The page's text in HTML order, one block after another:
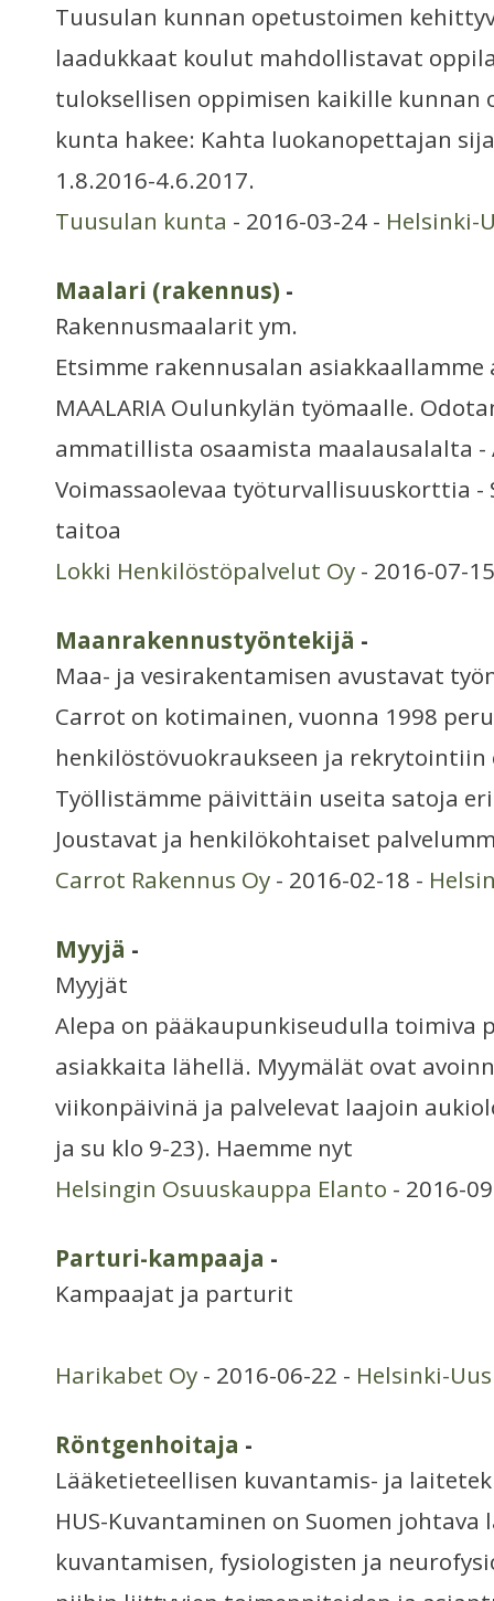
Tuusulan kunnan opetustoimen
laadukkaat koulut mahdollistavat
tuloksellisen oppimisen kaikille kunnan
kunta hakee: Kahta luokanopettajan
1.8.2016-4.6.2017.
Tuusulan kunta - 2016-03-24 - Helsinki-
Maalari (rakennus) -
Rakennusmaalarit ym.
Etsimme rakennusalan
MAALARIA Oulunkylän työmaalle.
ammatillista osaamista maalausalalta -
Voimassaolevaa työturvallisuuskorttia -
taitoa
Lokki Henkilöstöpalvelut Oy - 2016-07-
Maanrakennustyöntekijä -
Maa- ja vesirakentamisen avustavat
Carrot on kotimainen, vuonna 1998
henkilöstövuokraukseen ja
Työllistämme päivittäin useita satoja
Joustavat ja henkilökohtaiset
Carrot Rakennus Oy - 2016-02-18 -
Myyjä -
Myyjät
Alepa on pääkaupunkiseudulla toimiva
asiakkaita lähellä. Myymälät ovat
viikonpäivinä ja palvelevat laajoin
ja su klo 9-23). Haemme nyt
Helsingin Osuuskauppa Elanto - 2016-
Parturi-kampaaja -
Kampaajat ja parturit
Harikabet Oy - 2016-06-22 - Helsinki-
Röntgenhoitaja -
Lääketieteellisen kuvantamis- ja
HUS-Kuvantaminen on Suomen
kuvantamisen, fysiologisten ja